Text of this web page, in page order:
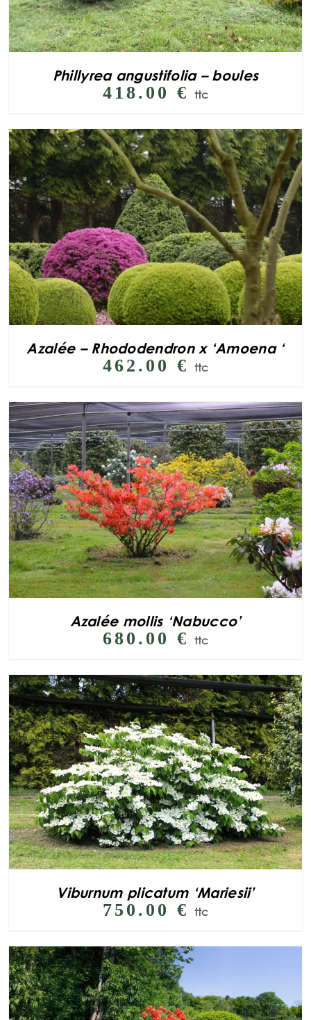
Phillyrea angustifolia – boules
418.00 € ttc
Azalée – Rhododendron x ‘Amoena ‘
462.00 € ttc
Azalée mollis ‘Nabucco’
680.00 € ttc
Viburnum plicatum ‘Mariesii’
750.00 € ttc